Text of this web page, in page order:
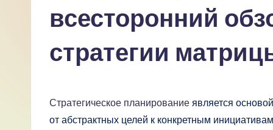
всесторонний
стратегии
Стратегическое планирование является
от абстрактных целей к конкретным